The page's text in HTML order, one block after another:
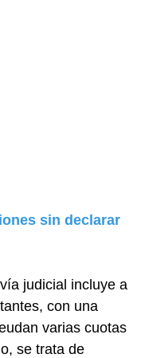
sin declarar
judicial incluye a
con una
varias cuotas
se trata de